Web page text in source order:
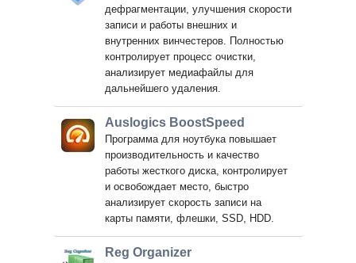
дефрагментации, улучшения скорости
записи и работы внешних и
внутренних винчестеров. Полностью
контролирует процесс очистки,
анализирует медиафайлы для
дальнейшего удаления.
Auslogics BoostSpeed
Программа для ноутбука повышает
производительность и качество
работы жесткого диска, контролирует
и освобождает место, быстро
анализирует скорость записи на
карты памяти, флешки, SSD, HDD.
Reg Organizer